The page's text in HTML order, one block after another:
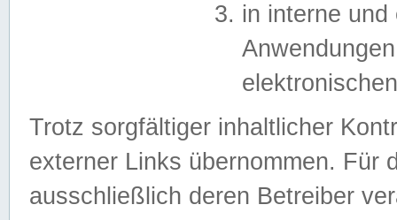
in interne
Trotz sorgfältiger inhaltlicher
externer Links übernommen. Für
ausschließlich deren Betreiber